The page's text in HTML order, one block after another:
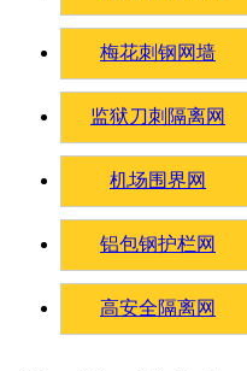
梅花刺钢网墙
监狱刀刺隔离网
机场围界网
铝包钢护栏网
高安全隔离网